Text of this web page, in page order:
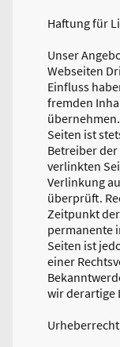
Haftung für
Unser
Webseiten
Einfluss
fremden
Seiten ist
Betreiber
verlinkten
Verlinkung
überprüft.
Zeitpunkt
permanente
Seiten ist
einer
wir derartige
Urheberrecht